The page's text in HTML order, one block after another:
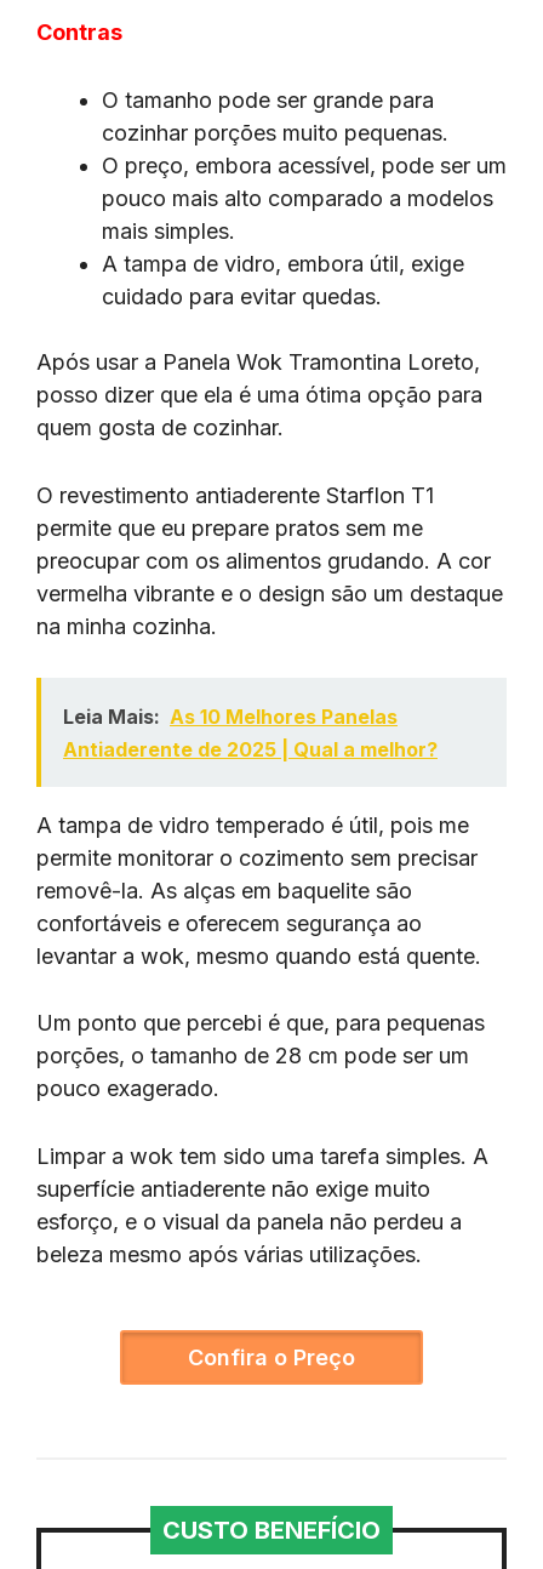
Contras
O tamanho pode ser grande para
cozinhar porções muito pequenas.
O preço, embora acessível, pode ser um
pouco mais alto comparado a modelos
mais simples.
A tampa de vidro, embora útil, exige
cuidado para evitar quedas.
Após usar a Panela Wok Tramontina Loreto,
posso dizer que ela é uma ótima opção para
quem gosta de cozinhar.
O revestimento antiaderente Starflon T1
permite que eu prepare pratos sem me
preocupar com os alimentos grudando. A cor
vermelha vibrante e o design são um destaque
na minha cozinha.
Leia Mais: As 10 Melhores Panelas
Antiaderente de 2025 | Qual a melhor?
A tampa de vidro temperado é útil, pois me
permite monitorar o cozimento sem precisar
removê-la. As alças em baquelite são
confortáveis e oferecem segurança ao
levantar a wok, mesmo quando está quente.
Um ponto que percebi é que, para pequenas
porções, o tamanho de 28 cm pode ser um
pouco exagerado.
Limpar a wok tem sido uma tarefa simples. A
superfície antiaderente não exige muito
esforço, e o visual da panela não perdeu a
beleza mesmo após várias utilizações.
Confira o Preço
CUSTO BENEFÍCIO